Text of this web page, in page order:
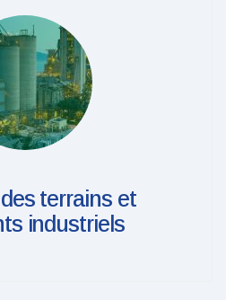
terrains et
industriels